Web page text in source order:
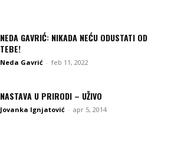
NEDA GAVRIĆ: NIKADA NEĆU ODUSTATI OD
TEBE!
Neda Gavrić - feb 11, 2022
NASTAVA U PRIRODI – UŽIVO
Jovanka Ignjatović - apr 5, 2014